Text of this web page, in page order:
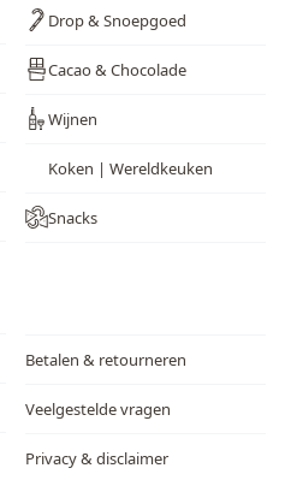
Drop & Snoepgoed
Cacao & Chocolade
Wijnen
Koken | Wereldkeuken
Snacks
Betalen & retourneren
Veelgestelde vragen
Privacy & disclaimer